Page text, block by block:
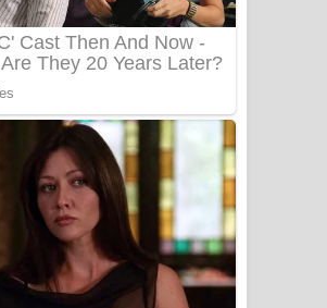
Benthara Palame Song Lyrics -
බෙන්තර පාලමේ ගීතයේ පද පෙළ
Sanda Babalena Song Lyrics - සඳ
බැබලෙන ගීතයේ පද පෙළ
Adare Wadi Nisa Song Lyrics - ආදරේ
වැඩි නිසා ගීතයේ පද පෙළ
UNUHUMA Song Lyrics - උණුහුම